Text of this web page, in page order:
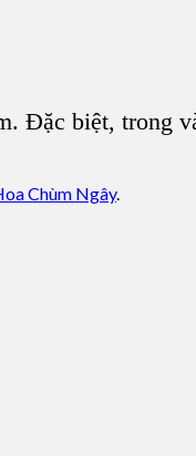
Đặc biệt, trong
Chùm Ngây.